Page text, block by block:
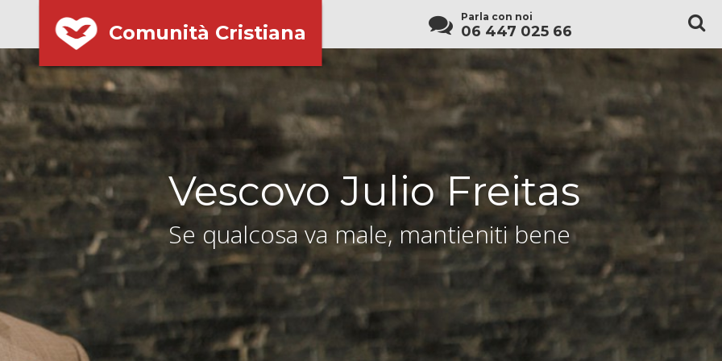
Comunità Cristiana
Parla con noi
06 447 025 66
Vescovo Julio Freitas
Se qualcosa va male, mantieniti bene